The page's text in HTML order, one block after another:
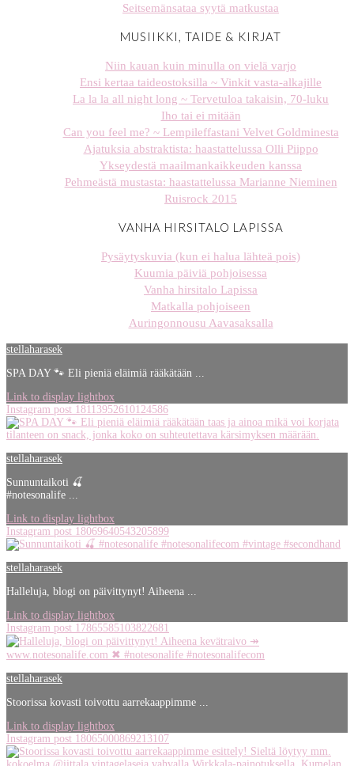
Seitsemänsataa syytä matkustaa
MUSIIKKI, TAIDE & KIRJAT
Niin kauan kuin minulla on vielä varjo
Ensi kertaa taideostoksilla ~ Vinkit vasta-alkajille
La la la all night long ~ Tervetuloa takaisin, 70-luku
Iho tai ei mitään
Can you feel me? ~ Lempileffastani Velvet Goldminesta
Ajatuksia abstraktista: haastattelussa Olli Piippo
Ykseydestä maailmankaikkeuden kanssa
Pehmeästä mustasta: haastattelussa Marianne Nieminen
Ruisrock 2015
VANHA HIRSITALO LAPISSA
Pysäytyskuvia (kun ei halua lähteä pois)
Kuumia päiviä pohjoisessa
Vanha hirsitalo Lapissa
Matkalla pohjoiseen
Auringonnousu Aavasaksalla
stellaharasek
SPA DAY 🐾 Eli pieniä eläimiä rääkätään ...
Link to display lightbox
Instagram post 18113952610124586
stellaharasek
Sunnuntaikoti 🍒
#notesonalife ...
Link to display lightbox
Instagram post 18069640543205899
stellaharasek
Halleluja, blogi on päivittynyt! Aiheena ...
Link to display lightbox
Instagram post 17865585103822681
stellaharasek
Stoorissa kovasti toivottu aarrekaappimme ...
Link to display lightbox
Instagram post 18065000869213107